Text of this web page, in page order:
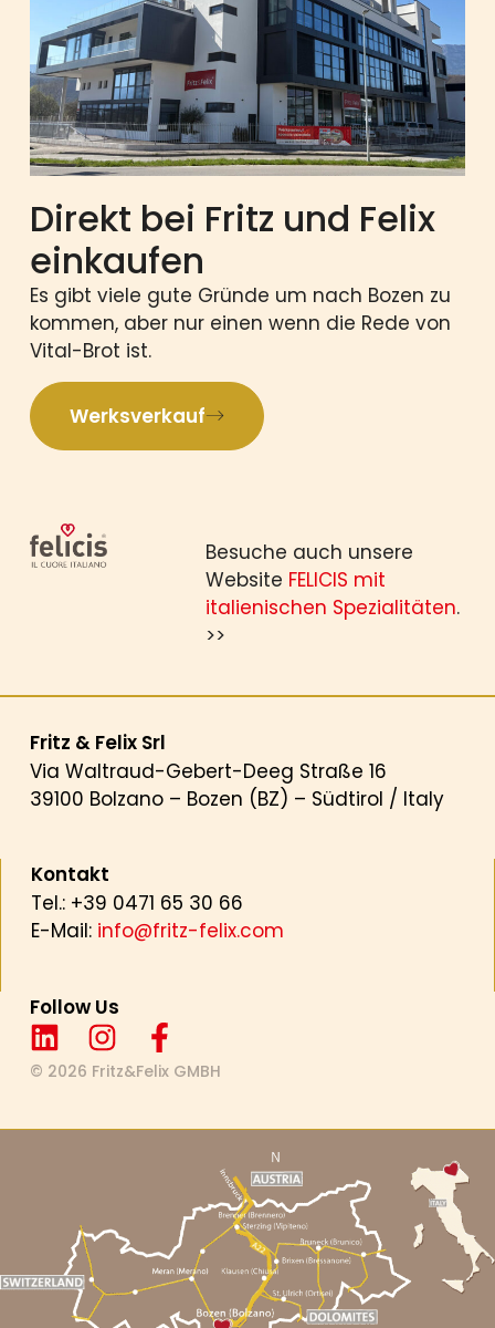
Direkt bei Fritz und Felix
einkaufen
Es gibt viele gute Gründe um nach Bozen zu
kommen, aber nur einen wenn die Rede von
Vital-Brot ist.
Werksverkauf
Besuche auch unsere
Website FELICIS mit
italienischen Spezialitäten.
>>
Fritz & Felix Srl
Via Waltraud-Gebert-Deeg Straße 16
39100 Bolzano – Bozen (BZ) – Südtirol / Italy
Kontakt
Tel.: +39 0471 65 30 66
E-Mail: info@fritz-felix.com
Follow Us
© 2026 Fritz&Felix GMBH